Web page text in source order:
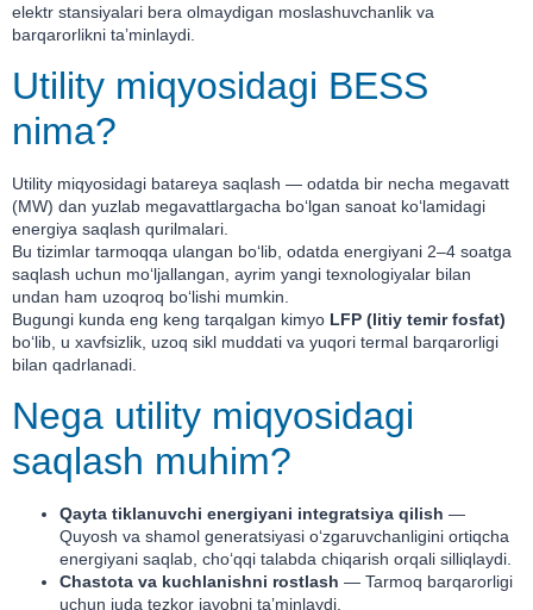
elektr stansiyalari bera olmaydigan moslashuvchanlik va
barqarorlikni taʼminlaydi.
Utility miqyosidagi BESS
nima?
Utility miqyosidagi batareya saqlash — odatda bir necha megavatt
(MW) dan yuzlab megavattlargacha bo‘lgan sanoat ko‘lamidagi
energiya saqlash qurilmalari.
Bu tizimlar tarmoqqa ulangan bo‘lib, odatda energiyani 2–4 soatga
saqlash uchun mo‘ljallangan, ayrim yangi texnologiyalar bilan
undan ham uzoqroq bo‘lishi mumkin.
Bugungi kunda eng keng tarqalgan kimyo LFP (litiy temir fosfat)
bo‘lib, u xavfsizlik, uzoq sikl muddati va yuqori termal barqarorligi
bilan qadrlanadi.
Nega utility miqyosidagi
saqlash muhim?
Qayta tiklanuvchi energiyani integratsiya qilish —
Quyosh va shamol generatsiyasi o‘zgaruvchanligini ortiqcha
energiyani saqlab, cho‘qqi talabda chiqarish orqali silliqlaydi.
Chastota va kuchlanishni rostlash — Tarmoq barqarorligi
uchun juda tezkor javobni taʼminlaydi.